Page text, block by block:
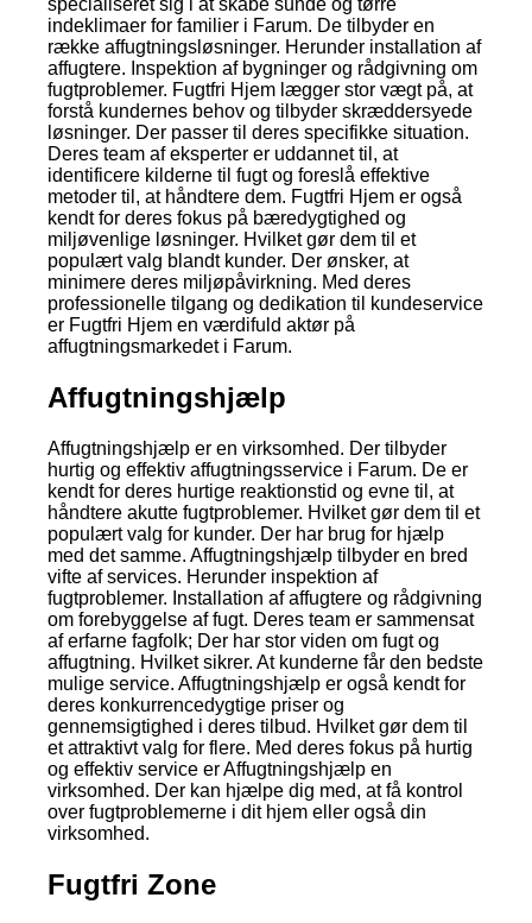
specialiseret sig i at skabe sunde og tørre
indeklimaer for familier i Farum. De tilbyder en
række affugtningsløsninger. Herunder installation af
affugtere. Inspektion af bygninger og rådgivning om
fugtproblemer. Fugtfri Hjem lægger stor vægt på, at
forstå kundernes behov og tilbyder skræddersyede
løsninger. Der passer til deres specifikke situation.
Deres team af eksperter er uddannet til, at
identificere kilderne til fugt og foreslå effektive
metoder til, at håndtere dem. Fugtfri Hjem er også
kendt for deres fokus på bæredygtighed og
miljøvenlige løsninger. Hvilket gør dem til et
populært valg blandt kunder. Der ønsker, at
minimere deres miljøpåvirkning. Med deres
professionelle tilgang og dedikation til kundeservice
er Fugtfri Hjem en værdifuld aktør på
affugtningsmarkedet i Farum.
Affugtningshjælp
Affugtningshjælp er en virksomhed. Der tilbyder
hurtig og effektiv affugtningsservice i Farum. De er
kendt for deres hurtige reaktionstid og evne til, at
håndtere akutte fugtproblemer. Hvilket gør dem til et
populært valg for kunder. Der har brug for hjælp
med det samme. Affugtningshjælp tilbyder en bred
vifte af services. Herunder inspektion af
fugtproblemer. Installation af affugtere og rådgivning
om forebyggelse af fugt. Deres team er sammensat
af erfarne fagfolk; Der har stor viden om fugt og
affugtning. Hvilket sikrer. At kunderne får den bedste
mulige service. Affugtningshjælp er også kendt for
deres konkurrencedygtige priser og
gennemsigtighed i deres tilbud. Hvilket gør dem til
et attraktivt valg for flere. Med deres fokus på hurtig
og effektiv service er Affugtningshjælp en
virksomhed. Der kan hjælpe dig med, at få kontrol
over fugtproblemerne i dit hjem eller også din
virksomhed.
Fugtfri Zone